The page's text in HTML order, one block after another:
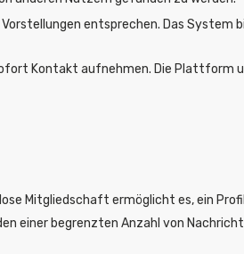
entsprechen. Das System
Kontakt aufnehmen. Die
Mitgliedschaft ermöglicht es, ein
einer begrenzten Anzahl von